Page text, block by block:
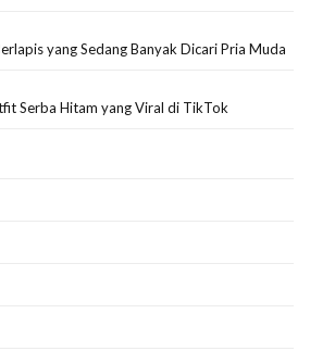
yang Sedang Banyak Dicari Pria Muda
Serba Hitam yang Viral di TikTok